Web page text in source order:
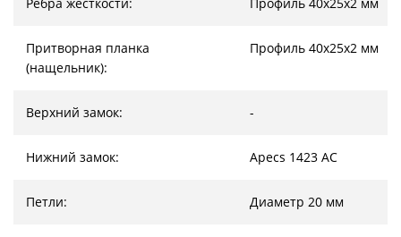
Притворная планка
(нащельник):
Профиль 40х25х2 мм
Верхний замок: -
Нижний замок: Apecs 1423 AC
Петли: Диаметр 20 мм